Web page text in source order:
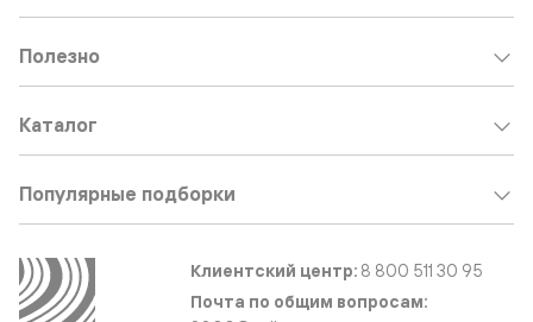
Полезно
Каталог
Популярные подборки
Клиентский центр: 8 800 511 30 95
Почта по общим вопросам: